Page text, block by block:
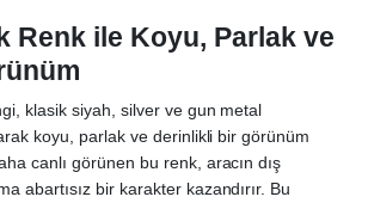
Renk ile Koyu, Parlak ve
klasik siyah, silver ve gun metal
koyu, parlak ve derinlikli bir görünüm
canlı görünen bu renk, aracın dış
abartısız bir karakter kazandırır. Bu